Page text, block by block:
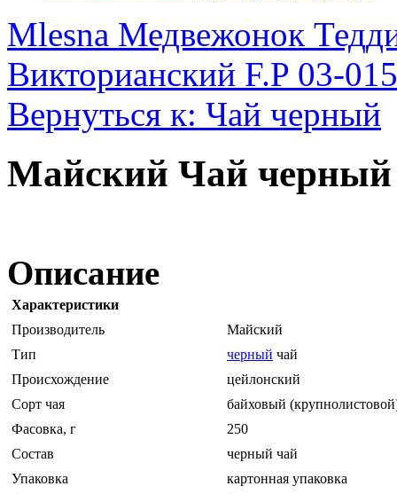
Mlesna Медвежонок
Викторианский F.P 03-
Вернуться к: Чай черный
Майский Чай черный
Описание
Характеристики
Производитель
Майский
Тип
черный чай
Происхождение
цейлонский
Сорт чая
байховый
Фасовка, г
250
Состав
черный чай
Упаковка
картонная упаковка